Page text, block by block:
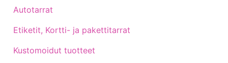
Autotarrat
Etiketit, Kortti- ja pakettitarrat
Kustomoidut tuotteet